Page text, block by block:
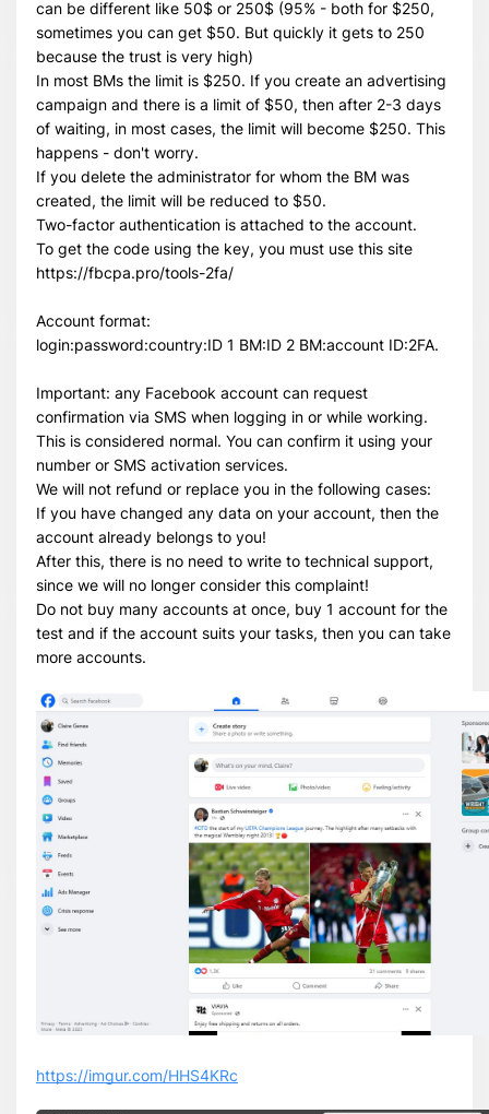
can be different like 50$ or 250$ (95% - both for $250,
sometimes you can get $50. But quickly it gets to 250
because the trust is very high)
In most BMs the limit is $250. If you create an advertising
campaign and there is a limit of $50, then after 2-3 days
of waiting, in most cases, the limit will become $250. This
happens - don't worry.
If you delete the administrator for whom the BM was
created, the limit will be reduced to $50.
Two-factor authentication is attached to the account.
To get the code using the key, you must use this site
https://fbcpa.pro/tools-2fa/
Account format:
login:password:country:ID 1 BM:ID 2 BM:account ID:2FA.
Important: any Facebook account can request
confirmation via SMS when logging in or while working.
This is considered normal. You can confirm it using your
number or SMS activation services.
We will not refund or replace you in the following cases:
If you have changed any data on your account, then the
account already belongs to you!
After this, there is no need to write to technical support,
since we will no longer consider this complaint!
Do not buy many accounts at once, buy 1 account for the
test and if the account suits your tasks, then you can take
more accounts.
https://imgur.com/HHS4KRc
Всего позиций в корзине
Сумма к оплате (без скидок)